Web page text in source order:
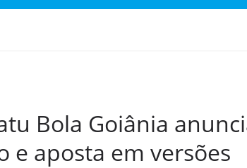
Bola Goiânia
e aposta em versões